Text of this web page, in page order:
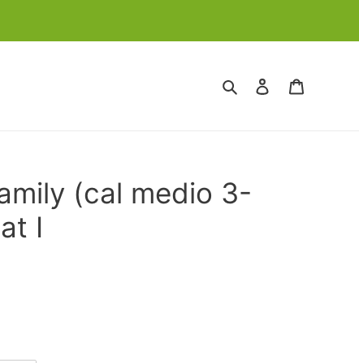
Cerca Accedi
(cal medio 3-
I